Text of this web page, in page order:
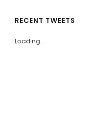
RECENT TWEETS
Loading...